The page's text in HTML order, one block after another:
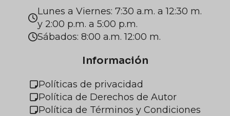
Lunes a Viernes: 7:30 a.m. a 12:30 m.
y 2:00 p.m. a 5:00 p.m.
Sábados: 8:00 a.m. 12:00 m.
Información
Políticas de privacidad
Política de Derechos de Autor
Política de Términos y Condiciones